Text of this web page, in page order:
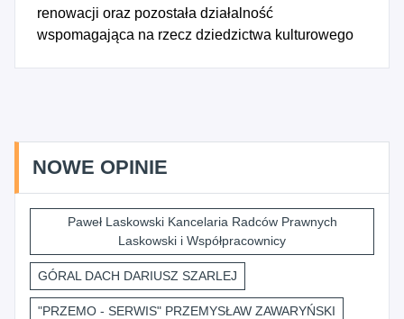
renowacji oraz pozostała działalność
wspomagająca na rzecz dziedzictwa kulturowego
NOWE OPINIE
Paweł Laskowski Kancelaria Radców Prawnych
Laskowski i Współpracownicy
GÓRAL DACH DARIUSZ SZARLEJ
"PRZEMO - SERWIS" PRZEMYSŁAW ZAWARYŃSKI